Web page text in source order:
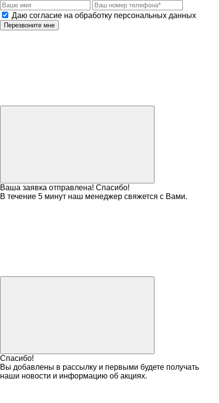
Даю согласие на обработку персональных данных
Перезвоните мне
Ваша заявка отправлена! Спасибо!
В течение 5 минут наш менеджер свяжется с Вами.
Спасибо!
Вы добавлены в рассылку и первыми будете получать
наши новости и информацию об акциях.